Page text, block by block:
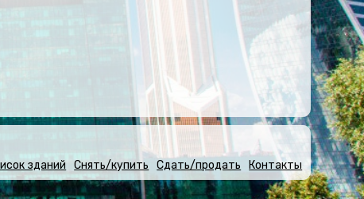
зданий Снять/купить Сдать/продать Контакты